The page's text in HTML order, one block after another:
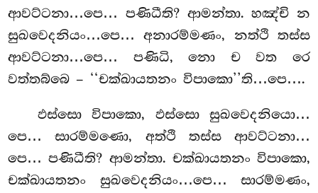
ආවට්ටනා…පෙ… පණිධීති? ආමන්තා. හඤ්චි න
සුඛවෙදනියං…පෙ… අනාරම්මණං, නත්ථි තස්ස
ආවට්ටනා…පෙ… පණිධි, නො ච වත රෙ
වත්තබ්බෙ – ‘‘චක්ඛායතනං විපාකො’’ති…පෙ….
ඵස්සො විපාකො, ඵස්සො සුඛවෙදනියො…
පෙ… සාරම්මණො, අත්ථි තස්ස ආවට්ටනා…
පෙ… පණිධීති? ආමන්තා. චක්ඛායතනං විපාකො,
චක්ඛායතනං සුඛවෙදනියං…පෙ… සාරම්මණං,